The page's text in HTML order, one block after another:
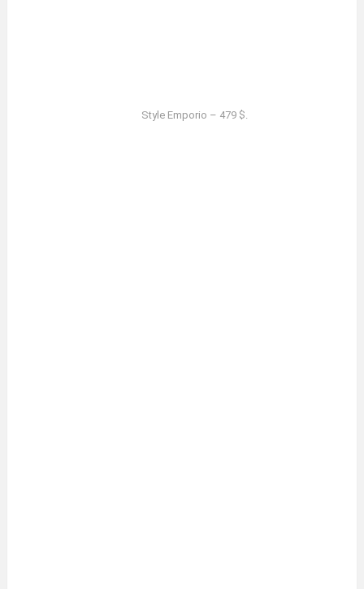
Style Emporio – 479 $.